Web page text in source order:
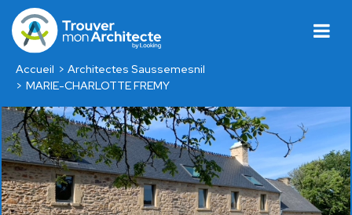
Accueil
Architectes Saussemesnil
MARIE-CHARLOTTE FREMY